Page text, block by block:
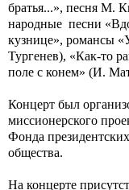
братья...», песня М.
народные песни
кузнице», романсы
Тургенев), «Как-то
поле с конем» (И.
Концерт был
миссионерского
Фонда
общества.
На концерте